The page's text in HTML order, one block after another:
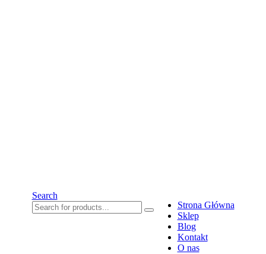
Search
Strona Główna
Sklep
Blog
Kontakt
O nas